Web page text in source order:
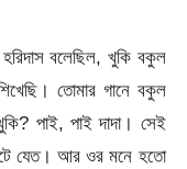
বলেছিল, খুকি বকুল
তোমার গানে বকুল
পাই, পাই দাদা। সেই
যেত। আর ওর মনে হতো